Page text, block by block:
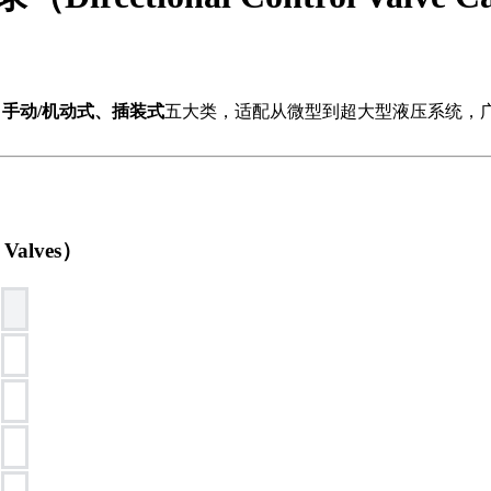
动/机动式、插装式五大类，适配从微型到超大型液压系统
）